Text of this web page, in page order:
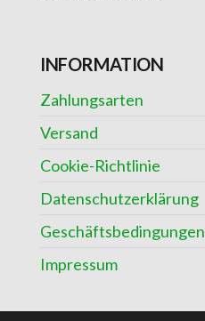
INFORMATION
Zahlungsarten
Versand
Cookie-Richtlinie
Datenschutzerklärung
Geschäftsbedingungen
Impressum